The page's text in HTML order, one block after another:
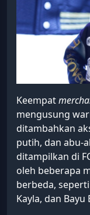
Keempat
mengusung
ditambahkan
putih, dan abu-
ditampilkan di
oleh beberapa
berbeda,
Kayla, dan